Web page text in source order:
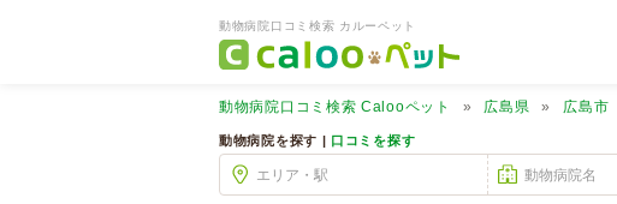
動物病院口コミ検索 カルーペット
動物病院口コミ検索 Calooペット 広島県 広島市
動物病院を探す | 口コミを探す